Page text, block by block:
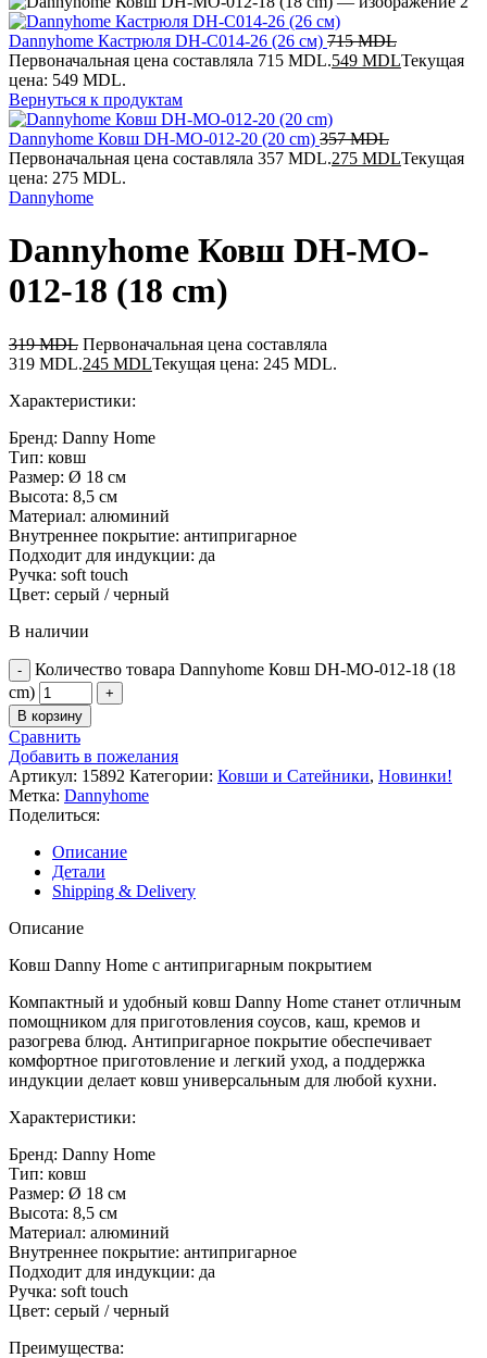
Dannyhome Кастрюля DH-C014-26 (26 см) 715MDL
Первоначальная цена составляла 715 MDL.549 MDLТекущая
цена: 549 MDL.
Вернуться к продуктам
Dannyhome Ковш DH-MO-012-20 (20 cm) 357MDL
Первоначальная цена составляла 357 MDL.275 MDLТекущая
цена: 275 MDL.
Dannyhome
Dannyhome Ковш DH-MO-
012-18 (18 cm)
319MDL Первоначальная цена составляла
319 MDL.245 MDLТекущая цена: 245 MDL.
Характеристики:
Бренд: Danny Home
Тип: ковш
Размер: Ø 18 см
Высота: 8,5 см
Материал: алюминий
Внутреннее покрытие: антипригарное
Подходит для индукции: да
Ручка: soft touch
Цвет: серый / черный
В наличии
Количество товара Dannyhome Ковш DH-MO-012-18 (18
cm)
В корзину
Сравнить
Добавить в пожелания
Артикул: 15892 Категории: Ковши и Сатейники, Новинки!
Метка: Dannyhome
Поделиться:
Описание
Детали
Shipping & Delivery
Описание
Ковш Danny Home с антипригарным покрытием
Компактный и удобный ковш Danny Home станет отличным
помощником для приготовления соусов, каш, кремов и
разогрева блюд. Антипригарное покрытие обеспечивает
комфортное приготовление и легкий уход, а поддержка
индукции делает ковш универсальным для любой кухни.
Характеристики:
Бренд: Danny Home
Тип: ковш
Размер: Ø 18 см
Высота: 8,5 см
Материал: алюминий
Внутреннее покрытие: антипригарное
Подходит для индукции: да
Ручка: soft touch
Цвет: серый / черный
Преимущества: